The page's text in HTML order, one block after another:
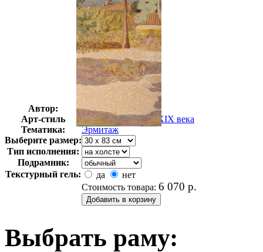
Автор:
Неизвестно
Арт-стиль
Русская живопись XIX века
Тематика:
Эрмитаж
Выберите размер:
Тип исполнения:
Подрамник:
Текстурный гель:
да
нет
Стоимость товара: 6 070 р.
Выбрать раму: